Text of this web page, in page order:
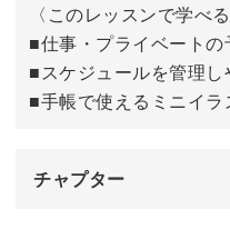
試験や試合を迎える人
勉強を応援するカード
完成♪
〈このレッスンで学べる
■仕事・プライベート
■スケジュールを管理
■手帳で使えるミニイラ
チャプター